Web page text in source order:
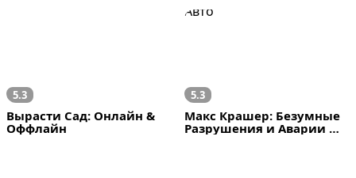
5.3
Вырасти Сад: Онлайн &
Оффлайн
5.3
Макс Крашер: Безумные
Разрушения и Аварии